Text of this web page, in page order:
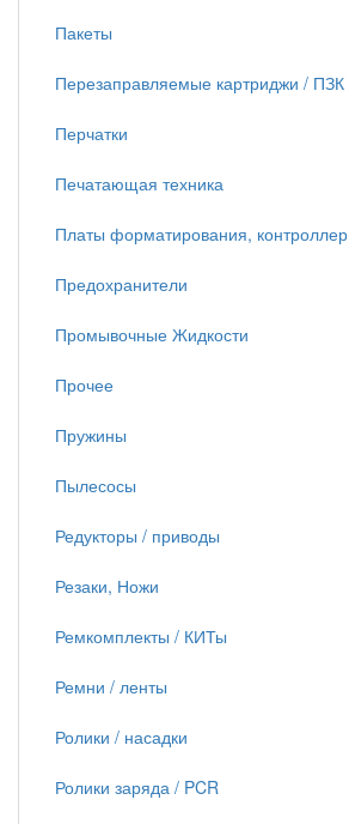
Пакеты
Перезаправляемые картриджи / ПЗК
Перчатки
Печатающая техника
Платы форматирования, контроллер
Предохранители
Промывочные Жидкости
Прочее
Пружины
Пылесосы
Редукторы / приводы
Резаки, Ножи
Ремкомплекты / КИТы
Ремни / ленты
Ролики / насадки
Ролики заряда / PCR